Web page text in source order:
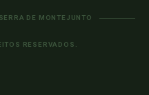
DE MONTEJUNTO
RESERVADOS.